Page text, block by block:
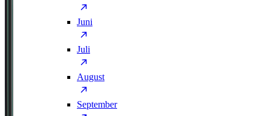
Juni
Juli
August
September